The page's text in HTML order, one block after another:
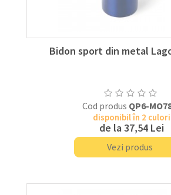
Bidon sport din metal
Cod produs QP6-
disponibil în 2 culori
de la 37,54 Lei
Vezi produs